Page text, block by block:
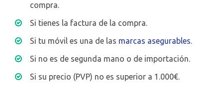
compra.
Si tienes la factura de la compra.
Si tu móvil es una de las marcas asegurables.
Si no es de segunda mano o de importación.
Si su precio (PVP) no es superior a 1.000€.